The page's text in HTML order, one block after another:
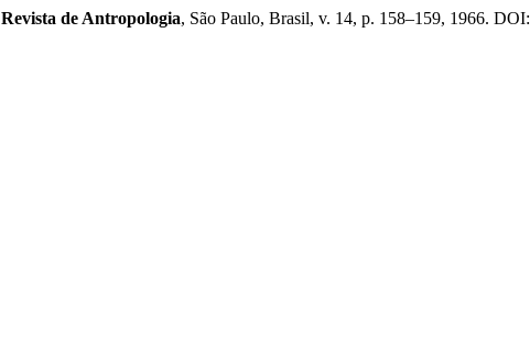
Revista de Antropologia, São Paulo, Brasil, v. 14, p. 158–159, 1966. DOI: